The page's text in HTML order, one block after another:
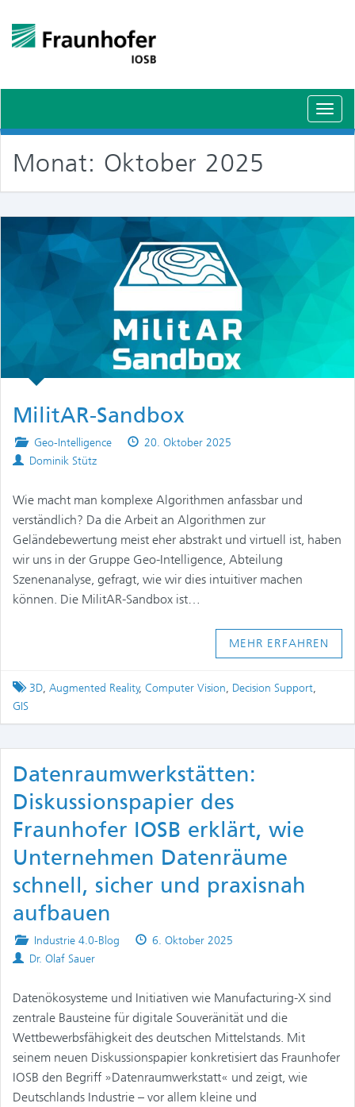
Monat: Oktober 2025
MilitAR-Sandbox
Posted
in
Geo-Intelligence
Published
20. Oktober 2025
Authors
Dominik Stütz
Wie macht man komplexe Algorithmen anfassbar und
verständlich? Da die Arbeit an Algorithmen zur
Geländebewertung meist eher abstrakt und virtuell ist, haben
wir uns in der Gruppe Geo-Intelligence, Abteilung
Szenenanalyse, gefragt, wie wir dies intuitiver machen
können. Die MilitAR-Sandbox ist…
MEHR ERFAHREN
Tagged
3D, Augmented Reality, Computer Vision, Decision Support,
GIS
Datenraumwerkstätten:
Diskussionspapier des
Fraunhofer IOSB erklärt, wie
Unternehmen Datenräume
schnell, sicher und praxisnah
aufbauen
Posted
in
Industrie 4.0-Blog
Published
6. Oktober 2025
Authors
Dr. Olaf Sauer
Datenökosysteme und Initiativen wie Manufacturing-X sind
zentrale Bausteine für digitale Souveränität und die
Wettbewerbsfähigkeit des deutschen Mittelstands. Mit
seinem neuen Diskussionspapier konkretisiert das Fraunhofer
IOSB den Begriff »Datenraumwerkstatt« und zeigt, wie
Deutschlands Industrie – vor allem kleine und